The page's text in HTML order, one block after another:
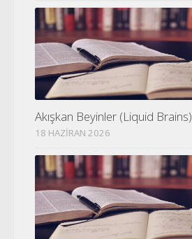
Akışkan Beyinler (Liquid Brains)
18 HAZIRAN 2026